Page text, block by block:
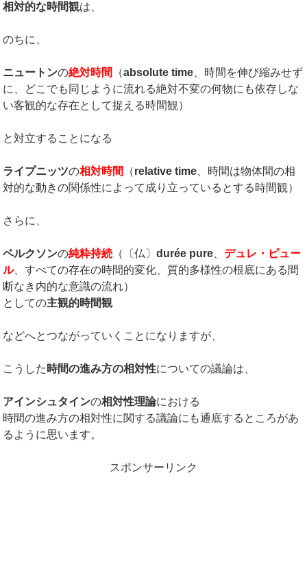
相対的な時間観は、
のちに、
ニュートンの絶対時間 （absolute time 、時間を伸び縮みせず
に、どこでも同じように流れる絶対不変の何物にも依存しな
い客観的な存在として捉える時間観）
と対立することになる
ライプニッツの相対時間 （relative time 、時間は物体間の相
対的な動きの関係性によって成り立っているとする時間観）
さらに、
ベルクソンの純粋持続 （〔仏〕durée pure 、デュレ・ピュー
ル、すべての存在の時間的変化、質的多様性の根底にある間
断なき内的な意識の流れ）
としての主観的時間観
などへとつながっていくことになりますが、
こうした 時間の進み方の相対性についての議論は、
アインシュタインの相対性理論における
時間の進み方の相対性に関する議論にも通底するところがあ
るように思います。
スポンサーリンク